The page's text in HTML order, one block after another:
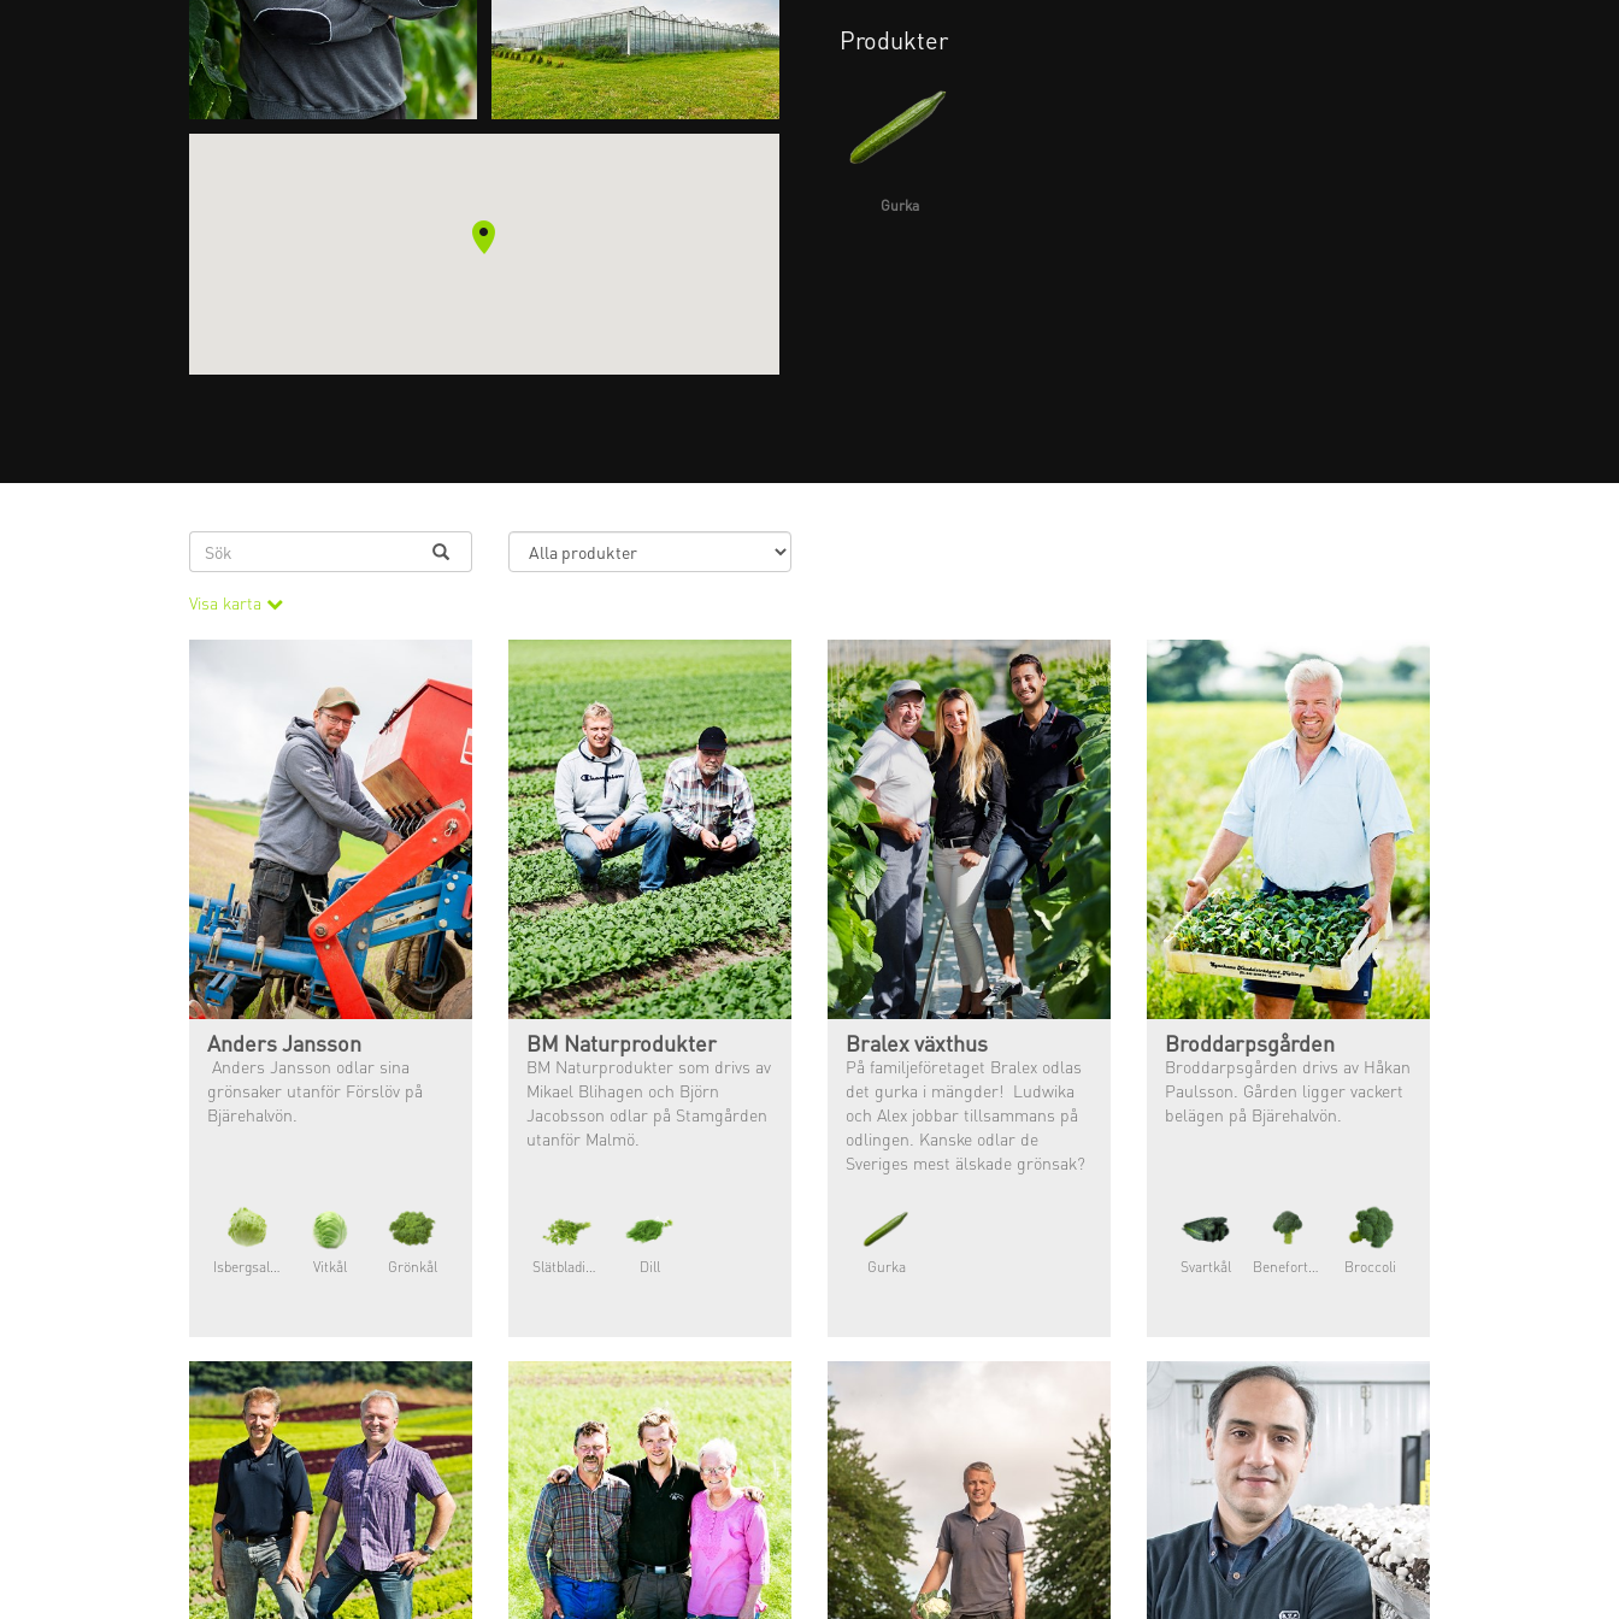
Produkter
Gurka
Visa karta
Anders Jansson
Anders Jansson odlar sina
grönsaker utanför Förslöv på
Bjärehalvön.
Vitkål Grönkål
BM Naturprodukter
BM Naturprodukter som drivs av
Mikael Blihagen och Björn
Jacobsson odlar på Stamgården
utanför Malmö.
Dill
Bralex växthus
På familjeföretaget Bralex odlas
det gurka i mängder! Ludwika
och Alex jobbar tillsammans på
odlingen. Kanske odlar de
Sveriges mest älskade grönsak?
Gurka
Broddarpsgården
Broddarpsgården drivs av Håkan
Paulsson. Gården ligger vackert
belägen på Bjärehalvön.
Svartkål Broccoli